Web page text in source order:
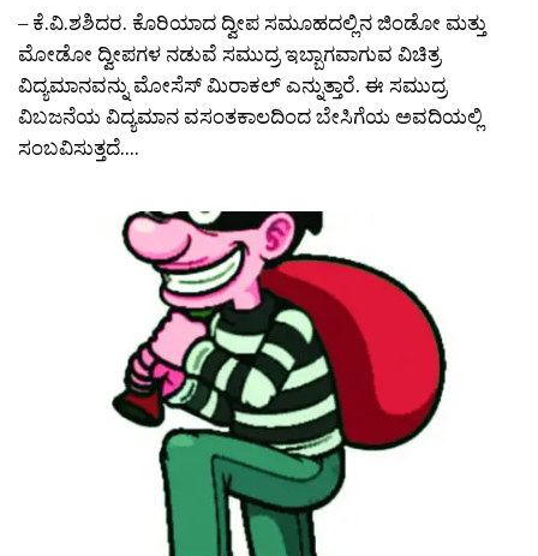
– ಕೆ.ವಿ.ಶಶಿದರ. ಕೊರಿಯಾದ ದ್ವೀಪ ಸಮೂಹದಲ್ಲಿನ ಜಿಂಡೋ ಮತ್ತು
ಮೋಡೋ ದ್ವೀಪಗಳ ನಡುವೆ ಸಮುದ್ರ ಇಬ್ಬಾಗವಾಗುವ ವಿಚಿತ್ರ
ವಿದ್ಯಮಾನವನ್ನು ಮೋಸೆಸ್ ಮಿರಾಕಲ್ ಎನ್ನುತ್ತಾರೆ. ಈ ಸಮುದ್ರ
ವಿಬಜನೆಯ ವಿದ್ಯಮಾನ ವಸಂತಕಾಲದಿಂದ ಬೇಸಿಗೆಯ ಅವದಿಯಲ್ಲಿ
ಸಂಬವಿಸುತ್ತದೆ....